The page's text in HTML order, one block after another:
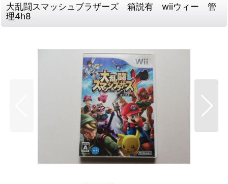
大乱闘スマッシュブラザーズ 箱説有 wiiウィー 管
理4h8